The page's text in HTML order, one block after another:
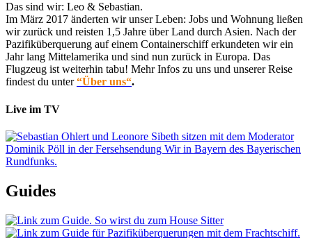
Das sind wir: Leo & Sebastian.
Im März 2017 änderten wir unser Leben: Jobs und Wohnung ließen
wir zurück und reisten 1,5 Jahre über Land durch Asien. Nach der
Pazifiküberquerung auf einem Containerschiff erkundeten wir ein
Jahr lang Mittelamerika und sind nun zurück in Europa. Das
Flugzeug ist weiterhin tabu! Mehr Infos zu uns und unserer Reise
findest du unter“Über uns“.
Live im TV
Guides